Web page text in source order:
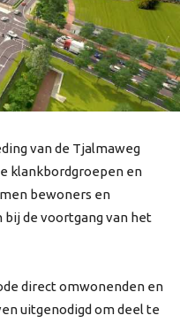
van de Tjalmaweg
klankbordgroepen en
bewoners en
de voortgang van het
direct omwonenden en
uitgenodigd om deel te